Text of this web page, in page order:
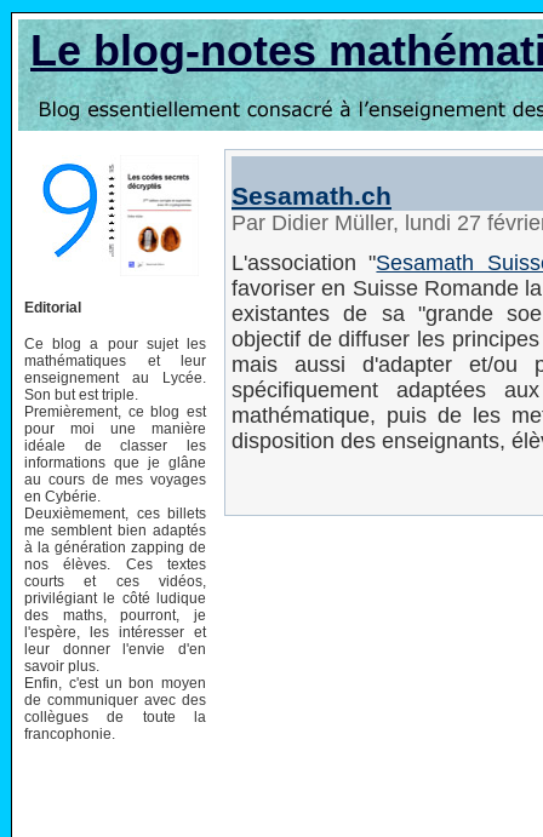
Le blog-notes
Editorial
Ce blog a pour sujet les
mathématiques et leur
enseignement au Lycée.
Son but est triple.
Premièrement, ce blog est
pour moi une manière
idéale de classer les
informations que je glâne
au cours de mes voyages
en Cybérie.
Deuxièmement, ces billets
me semblent bien adaptés
à la génération zapping de
nos élèves. Ces textes
courts et ces vidéos,
privilégiant le côté ludique
des maths, pourront, je
l'espère, les intéresser et
leur donner l'envie d'en
savoir plus.
Enfin, c'est un bon moyen
de communiquer avec des
collègues de toute la
francophonie.
Sesamath.ch
Par Didier Müller, lundi 27
L'association "Sesamath
favoriser en Suisse Romande
existantes de sa "grande
objectif de diffuser les
mais aussi d'adapter et/ou
spécifiquement adaptées
mathématique, puis de les
disposition des enseignants,